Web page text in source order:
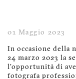
01 Maggio 2023
In occasione della
24 marzo 2023 la
l’opportunità di
fotografa